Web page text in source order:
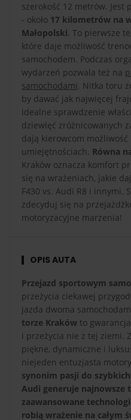
szerokość 12 metrów. Jest
- około 17 kilometrów na
Małopolski. To pierwsze
które daje możliwość
samochodem. Podczas
wydarzeń pozwala też na
samochodami. Nitka toru
by dawać jak najwięcej
idealne sprawdzenie
dziewięć zróżnicowanych
dają kierowcom możliwość
umiejętnościach. Równa
Kraków oznacza komfort
się na wrażeniach, jakie
F430 vs. Audi R8 i innymi.
zdecyduj się na
motoryzacyjne marzenia!
OPIS AUTA
Przejazd sportowym
przeżycia ciekawej
jazda dwoma
torze Kraków to
i przeżycia nie z tej ziemi.
piękne, dynamiczne i
niejeden entuzjasta
synonim pasji do
Audi generuje najnowsze
zaawansowane
robią wrażenie na całym